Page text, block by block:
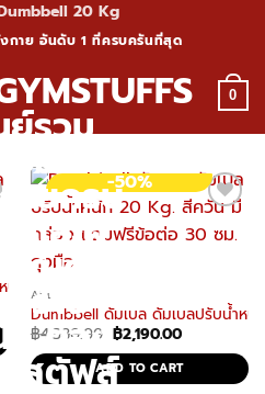
20 Kg
กาย อันดับ 1 ที่ครบครันที่สุด
0
นัก 20 Kg. มีกล่อง แถมฟรีข้อต่อ 30 ซ
-50%
ALL
Dumbbell ดัมเบล ดัมเบลปรับน้ำ
฿4,380.00 Original
price
was:
฿4,380.00.
฿2,190.00Current
price
is:
฿2,190.00.
ADD TO CART